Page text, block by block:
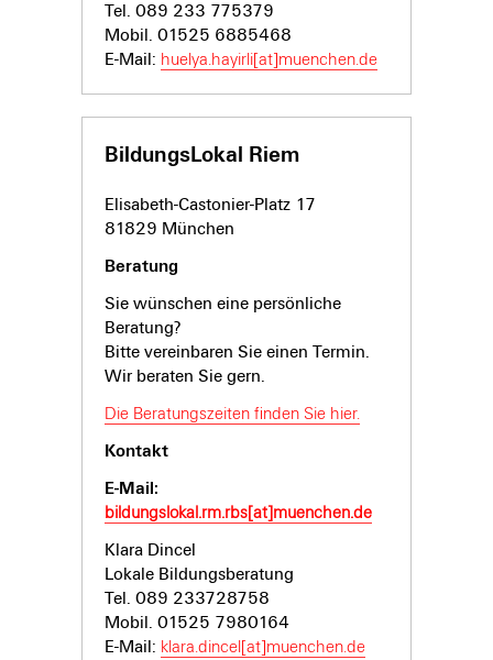
Tel. 089 233 775379
Mobil. 01525 6885468
E-Mail: huelya.hayirli[at]muenchen.de
BildungsLokal Riem
Elisabeth-Castonier-Platz 17
81829 München
Beratung
Sie wünschen eine persönliche
Beratung?
Bitte vereinbaren Sie einen Termin.
Wir beraten Sie gern.
Die Beratungszeiten finden Sie hier.
Kontakt
E-Mail:
bildungslokal.rm.rbs[at]muenchen.de
Klara Dincel
Lokale Bildungsberatung
Tel. 089 233728758
Mobil. 01525 7980164
E-Mail: klara.dincel[at]muenchen.de